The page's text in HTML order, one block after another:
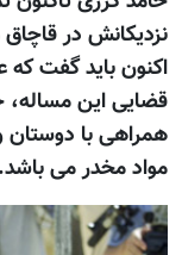
نزديکانش در
اکنون بايد گفت
قضایی اين
همراهی با دوستان
مواد مخدر می باشد.